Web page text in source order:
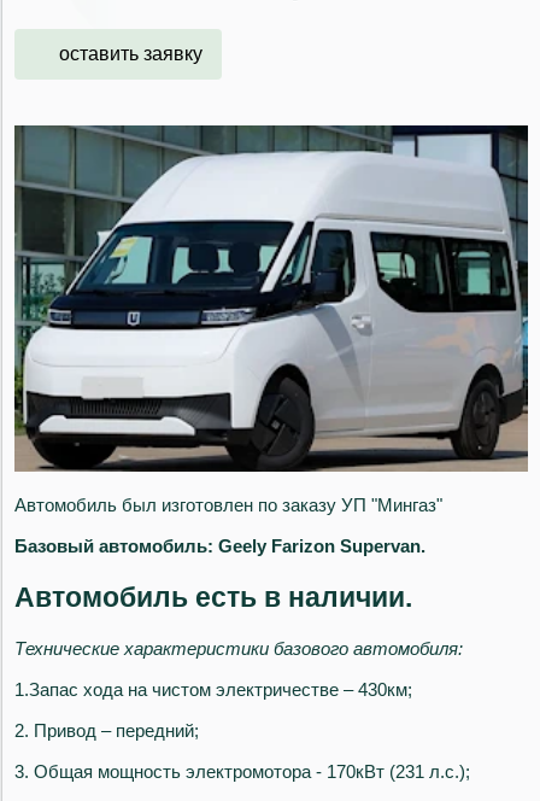
оставить заявку
Автомобиль был изготовлен по заказу УП "Мингаз"
Базовый автомобиль: Geely Farizon Supervan.
Автомобиль есть в наличии.
Технические характеристики базового автомобиля:
1.Запас хода на чистом электричестве – 430км;
2. Привод – передний;
3. Общая мощность электромотора - 170кВт (231 л.с.);